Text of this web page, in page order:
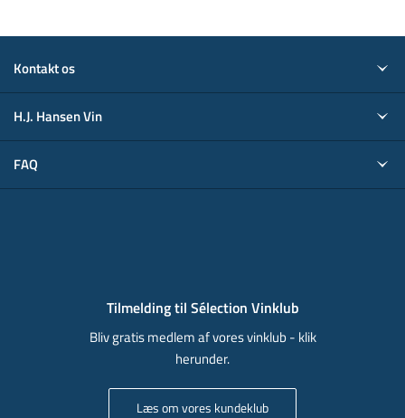
Kontakt os
H.J. Hansen Vin
FAQ
Tilmelding til Sélection Vinklub
Bliv gratis medlem af vores vinklub - klik
herunder.
Læs om vores kundeklub